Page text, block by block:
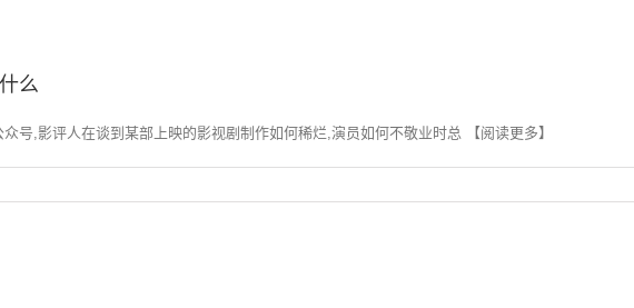
么
,影评人在谈到某部上映的影视剧制作如何稀烂,演员如何不敬业时总 【阅读更多】